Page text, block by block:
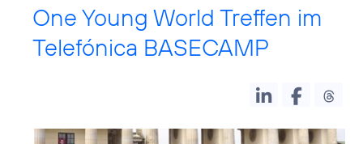
One Young World Treffen im
Telefónica BASECAMP